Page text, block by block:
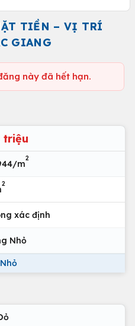
TIỀN – VỊ TRÍ
GIANG
này đã hết hạn.
triệu
m
2
2
xác định
Nhỏ